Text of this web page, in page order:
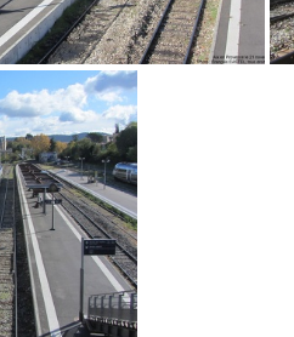
IMG 4018